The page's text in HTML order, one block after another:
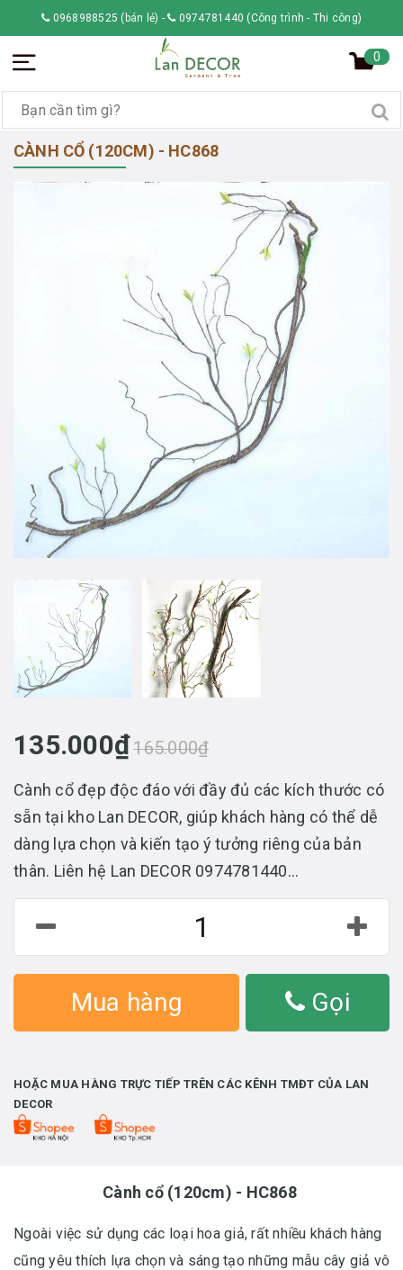
0968988525 (bán lẻ) - 0974781440 (Công trình - Thi công)
0
CÀNH CỔ (120CM) - HC868
135.000₫165.000₫
Cành cổ đẹp độc đáo với đầy đủ các kích thước có
sẵn tại kho Lan DECOR, giúp khách hàng có thể dễ
dàng lựa chọn và kiến tạo ý tưởng riêng của bản
thân. Liên hệ Lan DECOR 0974781440...
Mua hàng Gọi
HOẶC MUA HÀNG TRỰC TIẾP TRÊN CÁC KÊNH TMĐT CỦA LAN
DECOR
Cành cổ (120cm) - HC868
Ngoài việc sử dụng các loại hoa giả, rất nhiều khách hàng
cũng yêu thích lựa chọn và sáng tạo những mẫu cây giả vô